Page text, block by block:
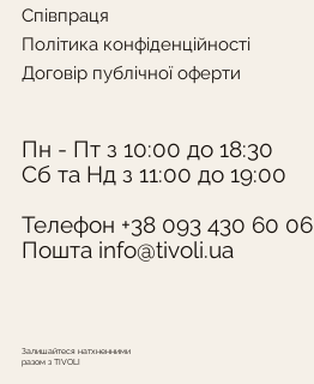
Залишайтеся натхненними
разом з TIVOLI
Співпраця
Політика конфіденційності
Договір публічної оферти
Пн - Пт з 10:00 до 18:30
Сб та Нд з 11:00 до 19:00
Телефон +38 093 430 60 06
Пошта info@tivoli.ua